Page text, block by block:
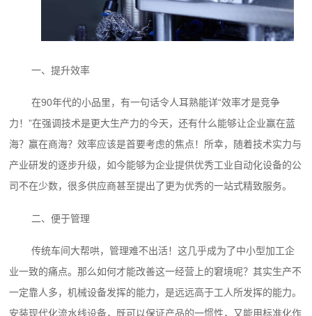
一、提升效率
在90年代的小品里，有一句话令人耳熟能详“效率才是竞争
力！”在强调技术是更大生产力的今天，还有什么能够让企业赢在蓝
海？赢在商海？效率应该是首要考虑的焦点！所幸，随着技术实力与
产业研发的逐步升级，如今能够为企业提供优秀工业自动化设备的公
司不在少数，很多供应商甚至提出了更为优秀的一站式精致服务。
二、便于管理
传统车间大帮哄，管理难不出活！这几乎成为了中小型加工企
业一致的痛点。那么如何才能改善这一经营上的窘境呢？其实生产不
一定靠人多，机械设备发挥的能力，是远远高于工人所发挥的能力。
安装现代化流水线设备，既可以保证产品的一惯性，又能用标准化作